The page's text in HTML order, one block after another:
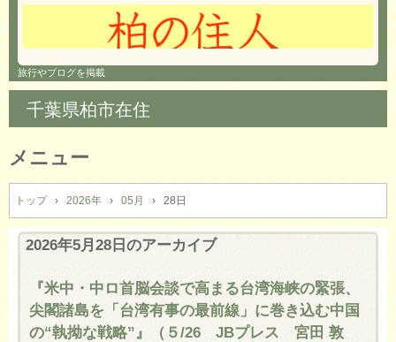
旅行やブログを掲載
千葉県柏市在住
メニュー
コ
ン
テ
ン
トップ › 2026年 › 05月 › 28日
2026年5月28日 のアーカイブ
『米中・中ロ首脳会談で高まる台湾海峡の緊張、
尖閣諸島を「台湾有事の最前線」に巻き込む中国
の“執拗な戦略”』（５/26 JBプレス 宮田 敦